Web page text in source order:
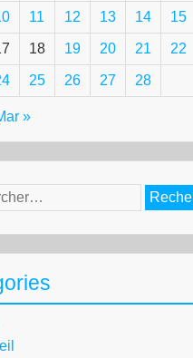
11 12 13 14 15
18 19 20 21 22
25 26 27 28
»
: